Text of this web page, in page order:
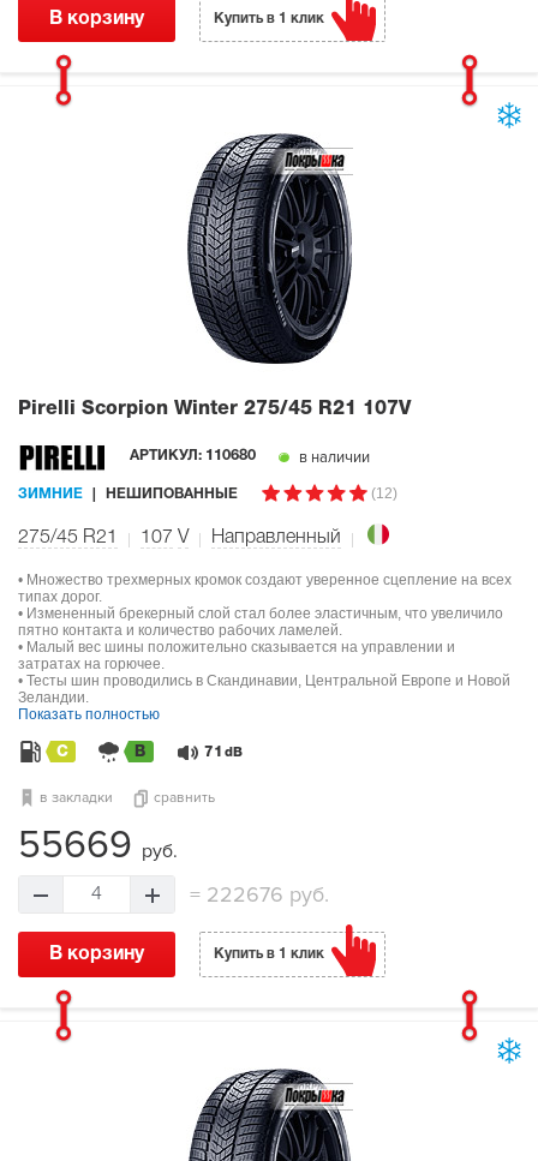
В корзину Купить в 1 клик
Pirelli Scorpion Winter 275/45 R21 107V
АРТИКУЛ: 110680 в наличии
ЗИМНИЕ НЕШИПОВАННЫЕ (12)
275/45 R21 107 V Направленный
• Множество трехмерных кромок создают уверенное сцепление на всех
типах дорог.
• Измененный брекерный слой стал более эластичным, что увеличило
пятно контакта и количество рабочих ламелей.
• Малый вес шины положительно сказывается на управлении и
затратах на горючее.
• Тесты шин проводились в Скандинавии, Центральной Европе и Новой
Зеландии.
Показать полностью
C B 71 dB
в закладки сравнить
55669 руб.
4 =222676 руб.
В корзину Купить в 1 клик